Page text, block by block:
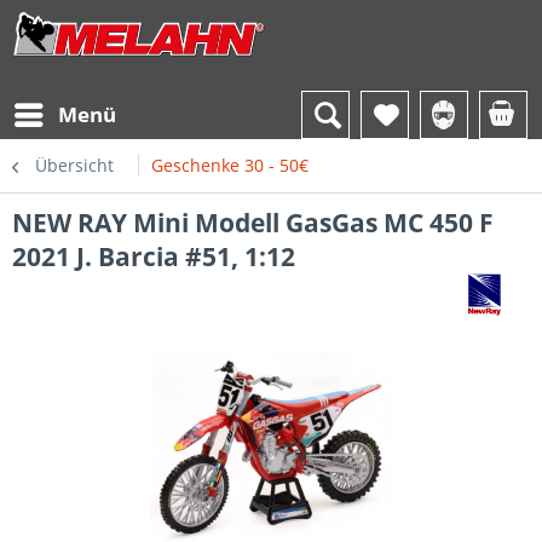
Menü
Übersicht Geschenke 30 - 50€
NEW RAY Mini Modell GasGas MC 450 F
2021 J. Barcia #51, 1:12